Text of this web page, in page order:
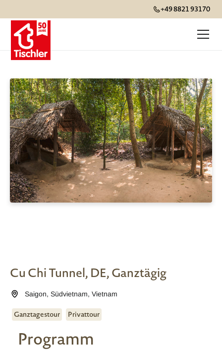
+49 8821 93170
Cu Chi Tunnel, DE, Ganztägig
Saigon,Südvietnam,Vietnam
Ganztagestour Privattour
Programm